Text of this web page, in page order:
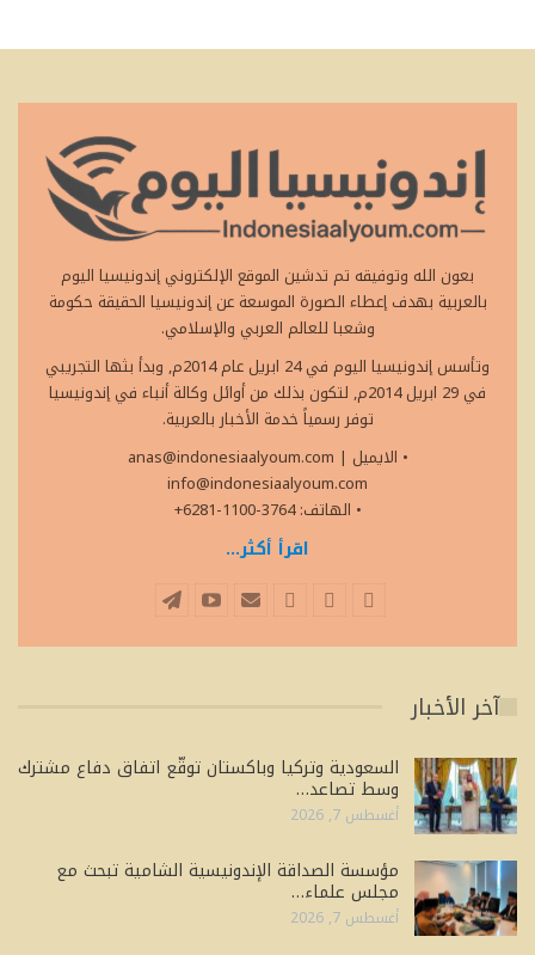
بعون الله وتوفيقه تم تدشين الموقع الإلكتروني إندونيسيا اليوم
بالعربية بهدف إعطاء الصورة الموسعة عن إندونيسيا الحقيقة حكومة
وشعبا للعالم العربي والإسلامي.
وتأسس إندونيسيا اليوم في 24 ابريل عام 2014م, وبدأ بثها التجريبي
في 29 ابريل 2014م, لتكون بذلك من أوائل وكالة أنباء في إندونيسيا
توفر رسمياً خدمة الأخبار بالعربية.
• الايميل
anas@indonesiaalyoum.com |
info@indonesiaalyoum.com
• الهاتف: 3764-1100-6281+
اقرأ أكثر...
آخر الأخبار
السعودية وتركيا وباكستان توقّع اتفاق دفاع مشترك
وسط تصاعد…
أغسطس 7, 2026
مؤسسة الصداقة الإندونيسية الشامية تبحث مع
مجلس علماء…
أغسطس 7, 2026